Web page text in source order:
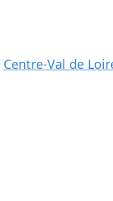
Centre-Val de